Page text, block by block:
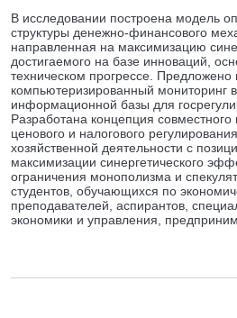
В исследовании построена модель
структуры денежно-финансового
направленная на максимизацию
достигаемого на базе инноваций,
техническом прогрессе. Предложено
компьютеризированный мониторинг в
информационной базы для
Разработана концепция совместного
ценового и налогового
хозяйственной деятельности с
максимизации синергетического
ограничения монополизма и
студентов, обучающихся по
преподавателей, аспирантов,
экономики и управления,